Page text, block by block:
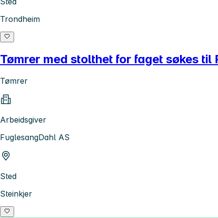
Trondheim
Tømrer med stolthet for faget søkes til
Tømrer
Arbeidsgiver
FuglesangDahl AS
Sted
Steinkjer